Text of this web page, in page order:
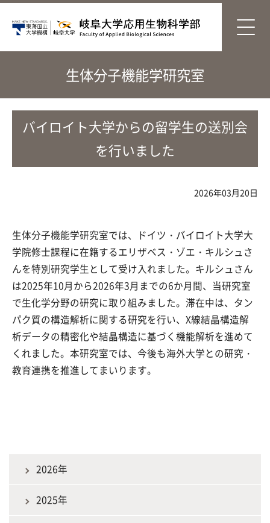
生体分子機能学研究室
バイロイト大学からの留学生の送別会
を行いました
2026年03月20日
生体分子機能学研究室では、ドイツ・バイロイト大学大
学院修士課程に在籍するエリザベス・ゾエ・キルシュさ
んを特別研究学生として受け入れました。キルシュさん
は2025年10月から2026年3月までの6か月間、当研究室
で生化学分野の研究に取り組みました。滞在中は、タン
パク質の構造解析に関する研究を行い、X線結晶構造解
析データの精密化や結晶構造に基づく機能解析を進めて
くれました。本研究室では、今後も海外大学との研究・
教育連携を推進してまいります。
2026年
2025年